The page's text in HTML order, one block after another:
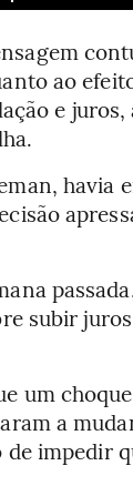
ao
e juros,
havia
subir
um
a
impedir